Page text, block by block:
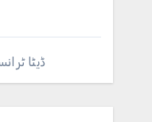
ڈیٹا